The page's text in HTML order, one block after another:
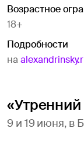
Возрастное
18+
Подробности
на
9 и 19 июня, в